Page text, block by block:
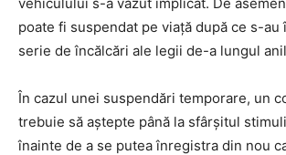
poate fi suspendat pe viață după ce s-au
serie de încălcări ale legii de-a lungul
În cazul unei suspendări temporare, un
trebuie să aștepte până la sfârșitul
înainte de a se putea înregistra din nou